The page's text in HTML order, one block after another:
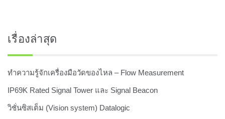
เรื่องล่าสุด
ทำความรู้จักเครื่องมือวัดของไหล – Flow Measurement
IP69K Rated Signal Tower และ Signal Beacon
วิชั่นซิสเต็ม (Vision system) Datalogic